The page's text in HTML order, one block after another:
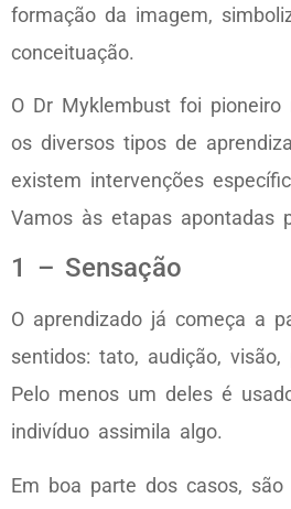
formação da imagem,
conceituação.
O Dr Myklembust foi pioneiro
os diversos tipos de
existem intervenções
Vamos às etapas apontadas
1 – Sensação
O aprendizado já começa a
sentidos: tato, audição,
Pelo menos um deles é
indivíduo assimila algo.
Em boa parte dos casos, são